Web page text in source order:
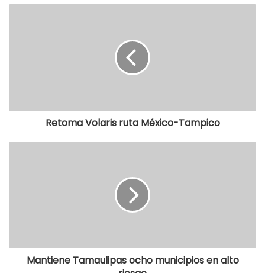
Retoma Volaris ruta México-Tampico
Mantiene Tamaulipas ocho municipios en alto